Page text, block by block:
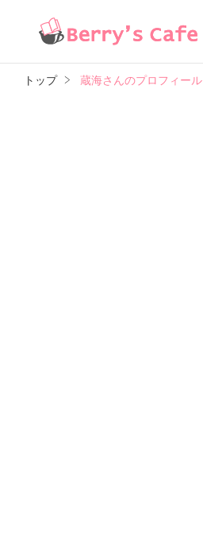
トップ 蔵海さんのプロフィール